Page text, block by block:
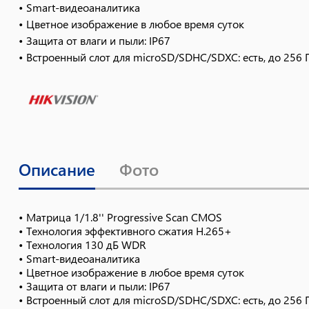
• Smart-видеоаналитика
• Цветное изображение в любое время суток
• Защита от влаги и пыли: IP67
• Встроенный слот для microSD/SDHC/SDXC: есть, до 256
Описание Фото
• Матрица 1/1.8'' Progressive Scan CMOS
• Технология эффективного сжатия H.265+
• Технология 130 дБ WDR
• Smart-видеоаналитика
• Цветное изображение в любое время суток
• Защита от влаги и пыли: IP67
• Встроенный слот для microSD/SDHC/SDXC: есть, до 256